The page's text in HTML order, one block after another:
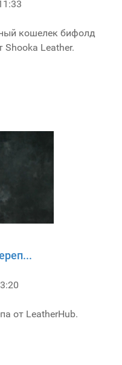
кошелек бифолд
Leather.
от LeatherHub.